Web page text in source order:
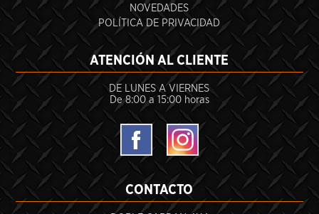
NOVEDADES
POLÍTICA DE PRIVACIDAD
ATENCIÓN AL CLIENTE
DE LUNES A VIERNES
De 8:00 a 15:00 horas
CONTACTO